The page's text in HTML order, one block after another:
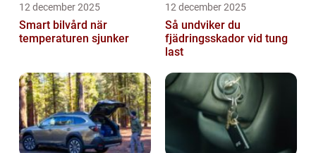
12 december 2025
Smart bilvård när
temperaturen sjunker
12 december 2025
Så undviker du
fjädringsskador vid tung
last